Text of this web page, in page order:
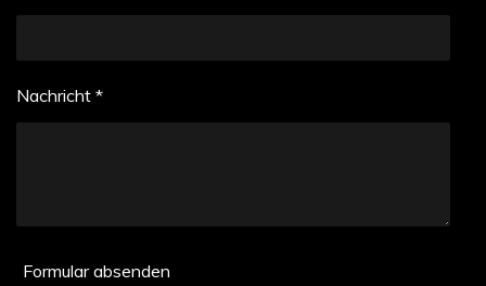
Nachricht *
Formular absenden